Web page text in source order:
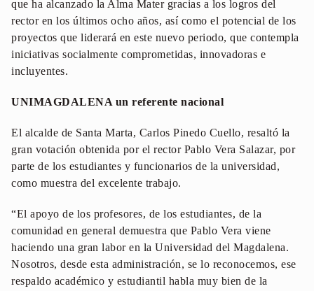
que ha alcanzado la Alma Mater gracias a los logros del
rector en los últimos ocho años, así como el potencial de los
proyectos que liderará en este nuevo periodo, que contempla
iniciativas socialmente comprometidas, innovadoras e
incluyentes.
UNIMAGDALENA un referente nacional
El alcalde de Santa Marta, Carlos Pinedo Cuello, resaltó la
gran votación obtenida por el rector Pablo Vera Salazar, por
parte de los estudiantes y funcionarios de la universidad,
como muestra del excelente trabajo.
“El apoyo de los profesores, de los estudiantes, de la
comunidad en general demuestra que Pablo Vera viene
haciendo una gran labor en la Universidad del Magdalena.
Nosotros, desde esta administración, se lo reconocemos, ese
respaldo académico y estudiantil habla muy bien de la